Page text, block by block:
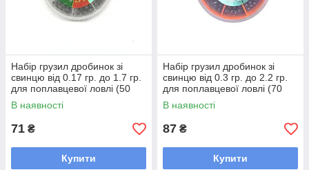
Набір грузил дробинок зі
свинцю від 0.17 гр. до 1.7 гр.
для поплавцевої ловлі (50
грамів)
В наявності
71 ₴
Купити
Набір грузил дробинок зі
свинцю від 0.3 гр. до 2.2 гр.
для поплавцевої ловлі (70
грам)
В наявності
87 ₴
Купити